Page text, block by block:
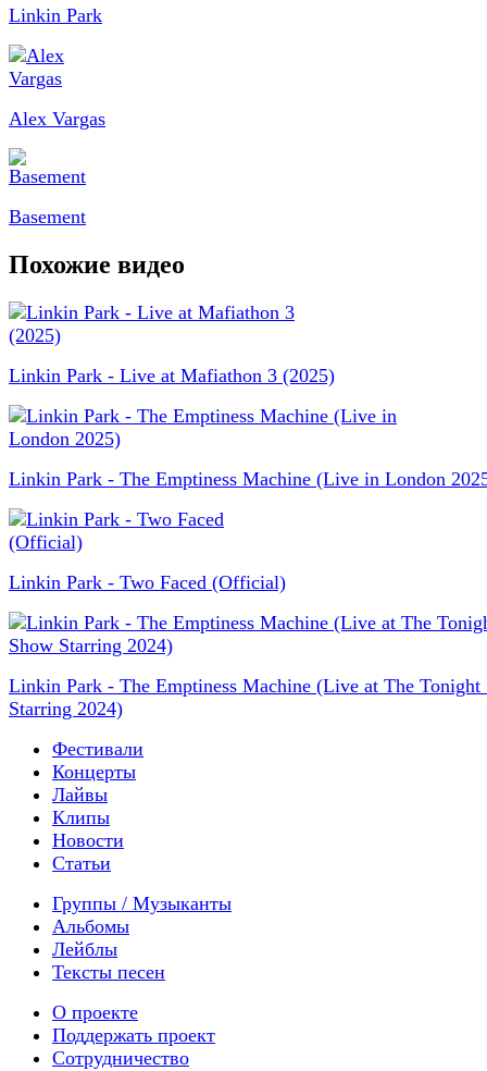
Linkin Park
Alex Vargas
Basement
Похожие видео
Linkin Park - Live at Mafiathon 3 (2025)
Linkin Park - The Emptiness Machine (Live in London
Linkin Park - Two Faced (Official)
Linkin Park - The Emptiness Machine (Live at The Tonight
Starring 2024)
Фестивали
Концерты
Лайвы
Клипы
Новости
Статьи
Группы / Музыканты
Альбомы
Лейблы
Тексты песен
О проекте
Поддержать проект
Сотрудничество